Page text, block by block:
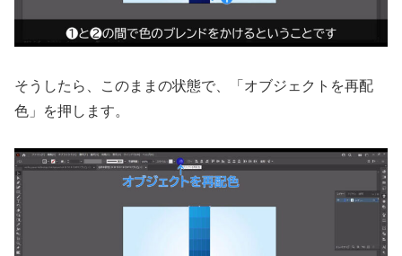
そうしたら、このままの状態で、「オブジェクトを再配
色」を押します。